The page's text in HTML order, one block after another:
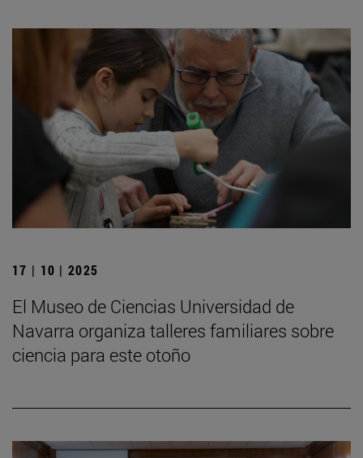
17 | 10 | 2025
El Museo de Ciencias Universidad de
Navarra organiza talleres familiares sobre
ciencia para este otoño